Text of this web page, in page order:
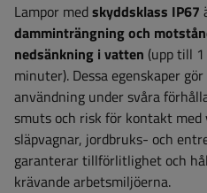
Lampor medskyddsklass IP67
damminträngning och
nedsänkning i vatten (upp till
minuter). Dessa egenskaper
användning under svåra
smuts och risk för kontakt
släpvagnar, jordbruks- och
garanterar tillförlitlighet och
krävande arbetsmiljöerna.